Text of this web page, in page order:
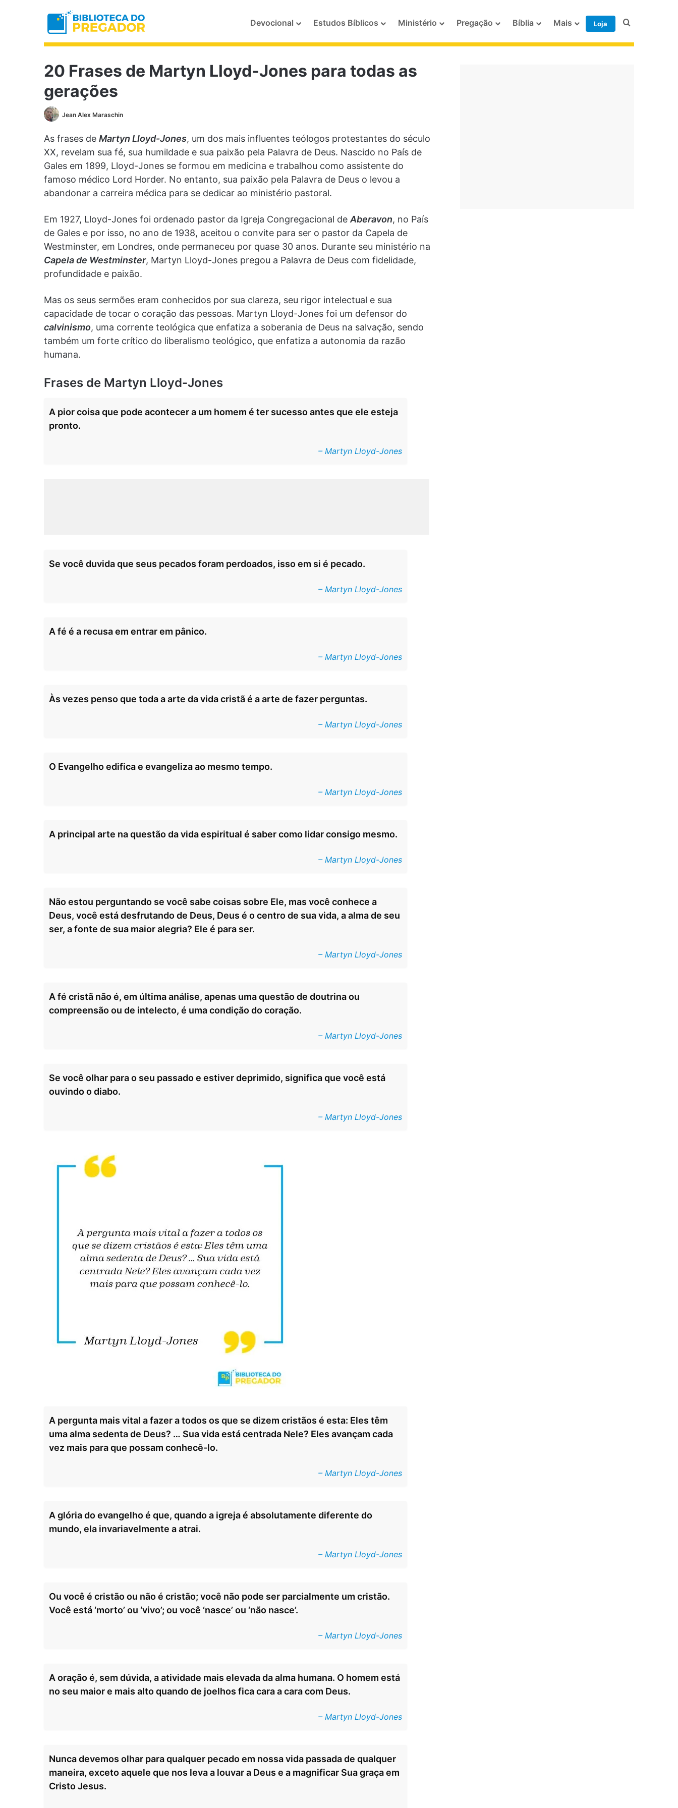
Devocional Estudos Bíblicos Ministério Pregação Bíblia Mais Loja Procurar por
20 Frases de Martyn Lloyd-Jones para todas as
gerações
Jean Alex Maraschin
As frases de Martyn Lloyd-Jones, um dos mais influentes teólogos protestantes do século
XX, revelam sua fé, sua humildade e sua paixão pela Palavra de Deus. Nascido no País de
Gales em 1899, Lloyd-Jones se formou em medicina e trabalhou como assistente do
famoso médico Lord Horder. No entanto, sua paixão pela Palavra de Deus o levou a
abandonar a carreira médica para se dedicar ao ministério pastoral.
Em 1927, Lloyd-Jones foi ordenado pastor da Igreja Congregacional deAberavon, no País
de Gales e por isso, no ano de 1938, aceitou o convite para ser o pastor da Capela de
Westminster, em Londres, onde permaneceu por quase 30 anos. Durante seu ministério na
Capela de Westminster, Martyn Lloyd-Jones pregou a Palavra de Deus com fidelidade,
profundidade e paixão.
Mas os seus sermões eram conhecidos por sua clareza, seu rigor intelectual e sua
capacidade de tocar o coração das pessoas. Martyn Lloyd-Jones foi um defensor do
calvinismo, uma corrente teológica que enfatiza a soberania de Deus na salvação, sendo
também um forte crítico do liberalismo teológico, que enfatiza a autonomia da razão
humana.
Frases de Martyn Lloyd-Jones
A pior coisa que pode acontecer a um homem é ter sucesso antes que ele esteja
pronto.
– Martyn Lloyd-Jones
Se você duvida que seus pecados foram perdoados, isso em si é pecado.
– Martyn Lloyd-Jones
A fé é a recusa em entrar em pânico.
– Martyn Lloyd-Jones
Às vezes penso que toda a arte da vida cristã é a arte de fazer perguntas.
– Martyn Lloyd-Jones
O Evangelho edifica e evangeliza ao mesmo tempo.
– Martyn Lloyd-Jones
A principal arte na questão da vida espiritual é saber como lidar consigo mesmo.
– Martyn Lloyd-Jones
Não estou perguntando se você sabe coisas sobre Ele, mas você conhece a
Deus, você está desfrutando de Deus, Deus é o centro de sua vida, a alma de seu
ser, a fonte de sua maior alegria? Ele é para ser.
– Martyn Lloyd-Jones
A fé cristã não é, em última análise, apenas uma questão de doutrina ou
compreensão ou de intelecto, é uma condição do coração.
– Martyn Lloyd-Jones
Se você olhar para o seu passado e estiver deprimido, significa que você está
ouvindo o diabo.
– Martyn Lloyd-Jones
A pergunta mais vital a fazer a todos os que se dizem cristãos é esta: Eles têm
uma alma sedenta de Deus? … Sua vida está centrada Nele? Eles avançam cada
vez mais para que possam conhecê-lo.
– Martyn Lloyd-Jones
A glória do evangelho é que, quando a igreja é absolutamente diferente do
mundo, ela invariavelmente a atrai.
– Martyn Lloyd-Jones
Ou você é cristão ou não é cristão; você não pode ser parcialmente um cristão.
Você está ‘morto’ ou ‘vivo’; ou você ‘nasce’ ou ‘não nasce’.
– Martyn Lloyd-Jones
A oração é, sem dúvida, a atividade mais elevada da alma humana. O homem está
no seu maior e mais alto quando de joelhos fica cara a cara com Deus.
– Martyn Lloyd-Jones
Nunca devemos olhar para qualquer pecado em nossa vida passada de qualquer
maneira, exceto aquele que nos leva a louvar a Deus e a magnificar Sua graça em
Cristo Jesus.